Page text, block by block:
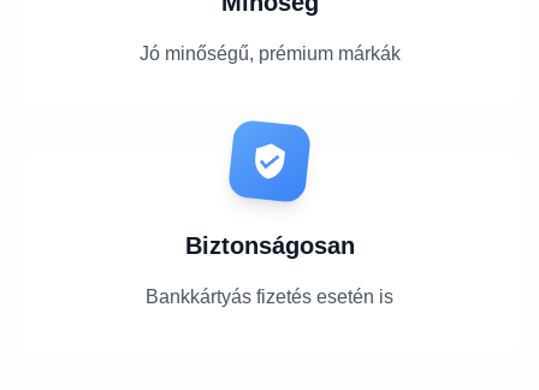
Jó minőségű, prémium márkák
Biztonságosan
Bankkártyás fizetés esetén is